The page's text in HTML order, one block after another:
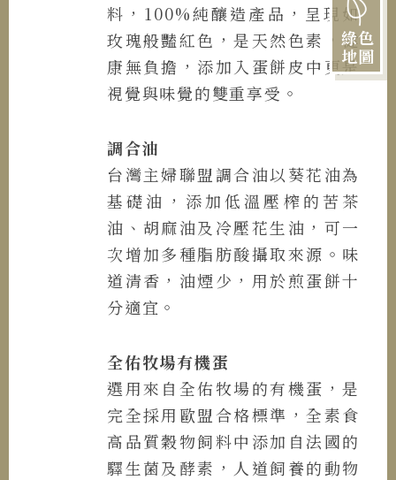
綠色
地圖
料，100%純釀造產品，呈現如
玫瑰般豔紅色，是天然色素，健
康無負擔，添加入蛋餅皮中更是
視覺與味覺的雙重享受。
調合油
台灣主婦聯盟調合油以葵花油為
基礎油，添加低溫壓榨的苦茶
油、胡麻油及冷壓花生油，可一
次增加多種脂肪酸攝取來源。味
道清香，油煙少，用於煎蛋餅十
分適宜。
全佑牧場有機蛋
選用來自全佑牧場的有機蛋，是
完全採用歐盟合格標準，全素食
高品質穀物飼料中添加自法國的
驛生菌及酵素，人道飼養的動物